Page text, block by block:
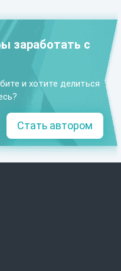
заработать с
и хотите делиться
Стать автором